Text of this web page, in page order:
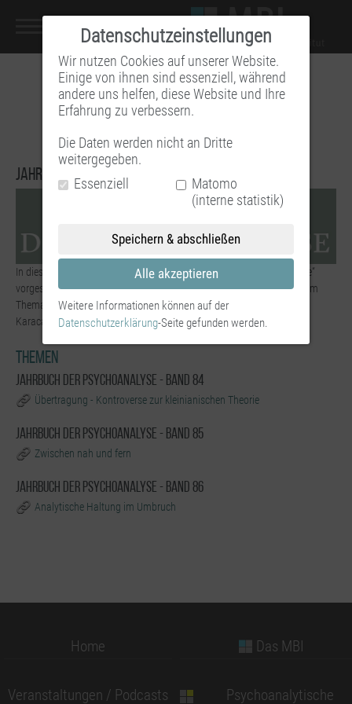
Jahrbuch der Psychoanalyse
In diesen Podcasts werden Themen des „Jahrbuch der Psychoanalyse“
vorgestellt. Das Jahrbuch erscheint halbjährlich mit Beiträgen zu einem
Thema. Unser Mitglied Uta Zeitzschel ist mit Bernd Nissen, Uta
Karacaoğlan und Wolfgang Hegener Mitherausgeberin.
Themen
Jahrbuch der Psychoanalyse - Band 84
Übertragung - Kontroverse zur kleinianischen Theorie
Jahrbuch der Psychoanalyse - Band 85
Zwischen nah und fern
Jahrbuch der Psychoanalyse - Band 86
Analytische Haltung im Umbruch
Datenschutzeinstellungen
Wir nutzen Cookies auf unserer Website.
Einige von ihnen sind essenziell, während
andere uns helfen, diese Website und Ihre
Erfahrung zu verbessern.
Die Daten werden nicht an Dritte
weitergegeben.
Essenziell
Matomo
(interne statistik)
Speichern & abschließen
Alle akzeptieren
Weitere Informationen können auf der
Datenschutzerklärung-Seite gefunden werden.
Home
Veranstaltungen / Podcasts
Das MBI
Psychoanalytische